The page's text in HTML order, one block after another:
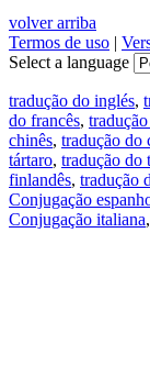
volver arriba
Termos de uso |
Select a language
tradução do inglés,
do francês,
chinês, tradução do
tártaro, tradução do
finlandês, tradução
Conjugação
Conjugação italiana,